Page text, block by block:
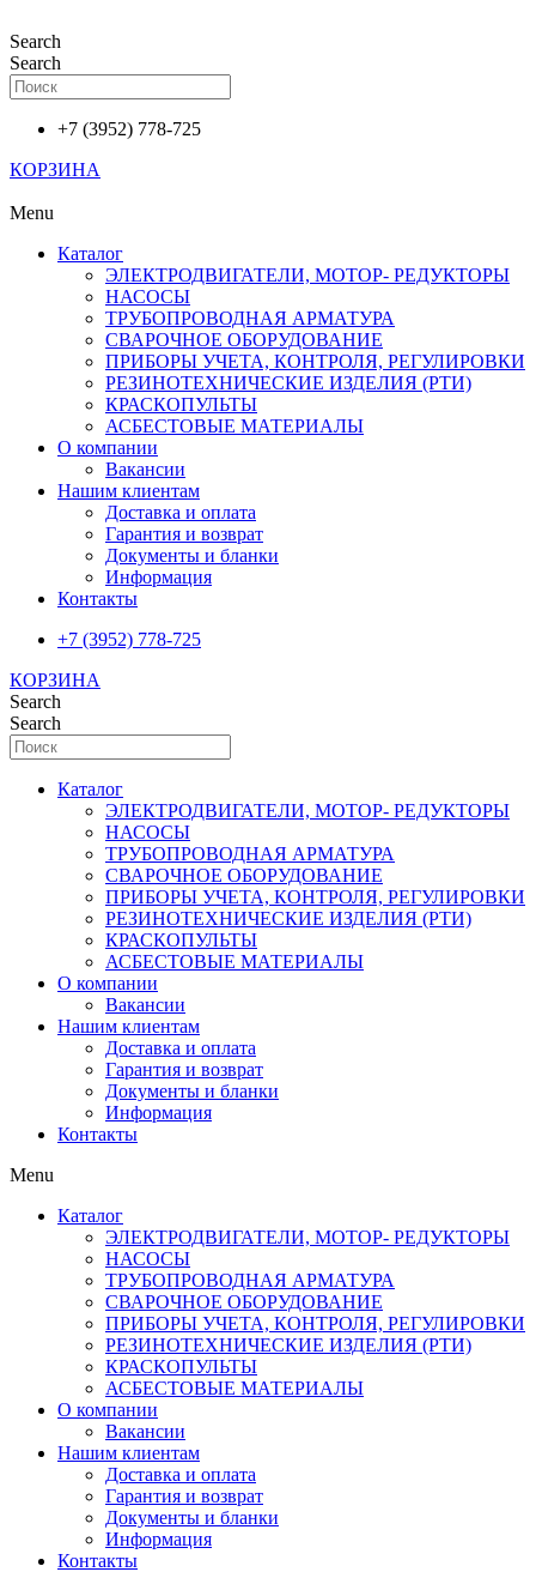
к
содержимому
Search
Search
+7 (3952) 778-725
КОРЗИНА
Menu
Каталог
ЭЛЕКТРОДВИГАТЕЛИ, МОТОР- РЕДУКТОРЫ
НАСОСЫ
ТРУБОПРОВОДНАЯ АРМАТУРА
СВАРОЧНОЕ ОБОРУДОВАНИЕ
ПРИБОРЫ УЧЕТА, КОНТРОЛЯ, РЕГУЛИРОВКИ
РЕЗИНОТЕХНИЧЕСКИЕ ИЗДЕЛИЯ (РТИ)
КРАСКОПУЛЬТЫ
АСБЕСТОВЫЕ МАТЕРИАЛЫ
О компании
Вакансии
Нашим клиентам
Доставка и оплата
Гарантия и возврат
Документы и бланки
Информация
Контакты
+7 (3952) 778-725
КОРЗИНА
Search
Search
Каталог
ЭЛЕКТРОДВИГАТЕЛИ, МОТОР- РЕДУКТОРЫ
НАСОСЫ
ТРУБОПРОВОДНАЯ АРМАТУРА
СВАРОЧНОЕ ОБОРУДОВАНИЕ
ПРИБОРЫ УЧЕТА, КОНТРОЛЯ, РЕГУЛИРОВКИ
РЕЗИНОТЕХНИЧЕСКИЕ ИЗДЕЛИЯ (РТИ)
КРАСКОПУЛЬТЫ
АСБЕСТОВЫЕ МАТЕРИАЛЫ
О компании
Вакансии
Нашим клиентам
Доставка и оплата
Гарантия и возврат
Документы и бланки
Информация
Контакты
Menu
Каталог
ЭЛЕКТРОДВИГАТЕЛИ, МОТОР- РЕДУКТОРЫ
НАСОСЫ
ТРУБОПРОВОДНАЯ АРМАТУРА
СВАРОЧНОЕ ОБОРУДОВАНИЕ
ПРИБОРЫ УЧЕТА, КОНТРОЛЯ, РЕГУЛИРОВКИ
РЕЗИНОТЕХНИЧЕСКИЕ ИЗДЕЛИЯ (РТИ)
КРАСКОПУЛЬТЫ
АСБЕСТОВЫЕ МАТЕРИАЛЫ
О компании
Вакансии
Нашим клиентам
Доставка и оплата
Гарантия и возврат
Документы и бланки
Информация
Контакты